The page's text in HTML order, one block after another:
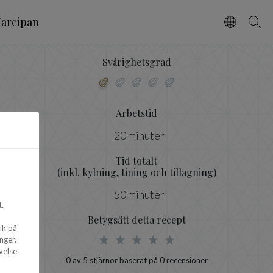
VælgSøg
Svårighetsgrad
Arbetstid
20 minuter
Tid totalt
(inkl. kylning, tining och tillagning)
50 minuter
Betygsätt detta recept
0av 5 stjärnor baserat på 0recensioner
på